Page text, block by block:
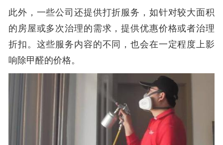
此外，一些公司还提供打折服务，如针对较大面积
的房屋或多次治理的需求，提供优惠价格或者治理
折扣。这些服务内容的不同，也会在一定程度上影
响除甲醛的价格。